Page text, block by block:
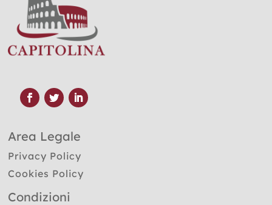
Area Legale
Privacy Policy
Cookies Policy
Condizioni